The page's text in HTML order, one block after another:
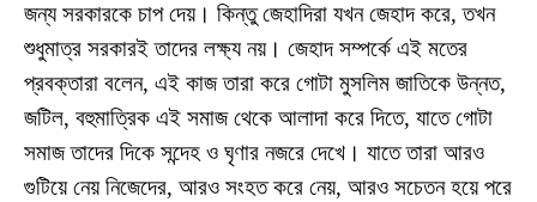
জন্য সরকারকে চাপ দেয়। কিন্তু জেহাদিরা যখন জেহাদ করে, তখন
শুধুমাত্র সরকারই তাদের লক্ষ্য নয়। জেহাদ সম্পর্কে এই মতের
প্রবক্তারা বলেন, এই কাজ তারা করে গোটা মুসলিম জাতিকে উন্নত,
জটিল, বহুমাত্রিক এই সমাজ থেকে আলাদা করে দিতে, যাতে গোটা
সমাজ তাদের দিকে সন্দেহ ও ঘৃণার নজরে দেখে। যাতে তারা আরও
গুটিয়ে নেয় নিজেদের, আরও সংহত করে নেয়, আরও সচেতন হয়ে পরে